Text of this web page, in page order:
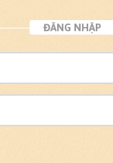
ĐĂNG NHẬP